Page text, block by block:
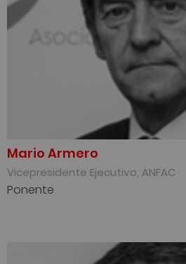
Mario Armero
Vicepresidente Ejecutivo, ANFAC
Ponente